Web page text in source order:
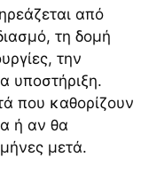
από
τη δομή
την
υποστήριξη.
που καθορίζουν
ή αν θα
μετά.